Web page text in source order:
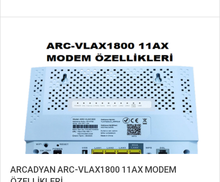
ARCADYAN ARC-VLAX1800 11AX MODEM